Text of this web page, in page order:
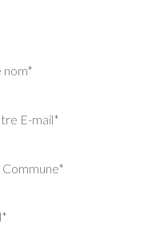
nom*
E-mail*
Commune*